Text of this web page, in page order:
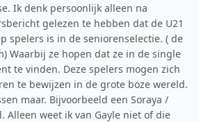
Ik denk persoonlijk alleen na
gelezen te hebben dat de U21
spelers is in de seniorenselectie. ( de
Waarbij ze hopen dat ze in de single
te vinden. Deze spelers mogen zich
te bewijzen in de grote boze wereld.
maar. Bijvoorbeeld een Soraya /
Alleen weet ik van Gayle niet of die